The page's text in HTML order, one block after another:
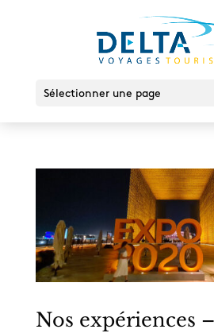
Sélectionner une page
Nos expériences